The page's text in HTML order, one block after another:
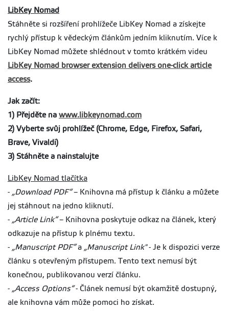
LibKey Nomad
Stáhněte si rozšíření prohlížeče LibKey Nomad a získejte
rychlý přístup k vědeckým článkům jedním kliknutím. Více k
LibKey Nomad můžete shlédnout v tomto krátkém videu
LibKey Nomad browser extension delivers one-click article
access.
Jak začít:
1) Přejděte na www.libkeynomad.com
2) Vyberte svůj prohlížeč (Chrome, Edge, Firefox, Safari,
Brave, Vivaldi)
3) Stáhněte a nainstalujte
LibKey Nomad tlačítka
- „Download PDF“– Knihovna má přístup k článku a můžete
jej stáhnout na jedno kliknutí.
- „Article Link“– Knihovna poskytuje odkaz na článek, který
odkazuje na přístup k plnému textu.
- „Manuscript PDF”a „Manuscript Link"- Je k dispozici verze
článku s otevřeným přístupem. Tento text nemusí být
konečnou, publikovanou verzí článku.
- „Access Options“- Článek nemusí být okamžitě dostupný,
ale knihovna vám může pomoci ho získat.